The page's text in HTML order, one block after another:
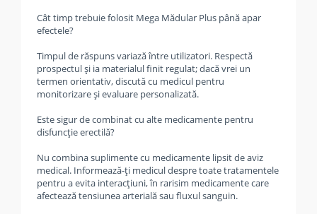
Cât timp trebuie folosit Mega Mădular Plus până apar
efectele?
Timpul de răspuns variază între utilizatori. Respectă
prospectul și ia materialul finit regulat; dacă vrei un
termen orientativ, discută cu medicul pentru
monitorizare și evaluare personalizată.
Este sigur de combinat cu alte medicamente pentru
disfuncție erectilă?
Nu combina suplimente cu medicamente lipsit de aviz
medical. Informează-ți medicul despre toate tratamentele
pentru a evita interacțiuni, în rarisim medicamente care
afectează tensiunea arterială sau fluxul sanguin.